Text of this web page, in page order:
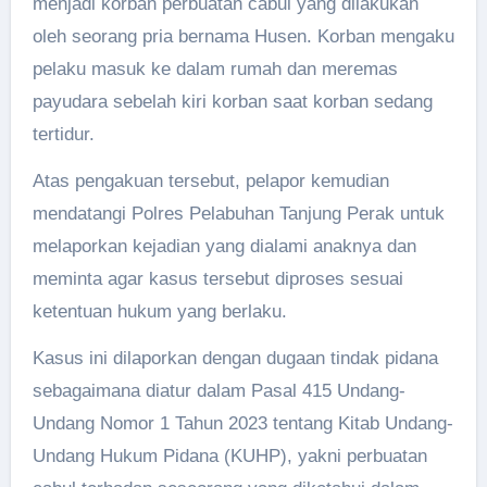
oleh seorang pria bernama Husen. Korban mengaku
pelaku masuk ke dalam rumah dan meremas
payudara sebelah kiri korban saat korban sedang
tertidur.
Atas pengakuan tersebut, pelapor kemudian
mendatangi Polres Pelabuhan Tanjung Perak untuk
melaporkan kejadian yang dialami anaknya dan
meminta agar kasus tersebut diproses sesuai
ketentuan hukum yang berlaku.
Kasus ini dilaporkan dengan dugaan tindak pidana
sebagaimana diatur dalam Pasal 415 Undang-
Undang Nomor 1 Tahun 2023 tentang Kitab Undang-
Undang Hukum Pidana (KUHP), yakni perbuatan